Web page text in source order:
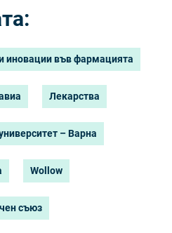
иновации във фармацията
Лекарства
– Варна
Wollow
съюз